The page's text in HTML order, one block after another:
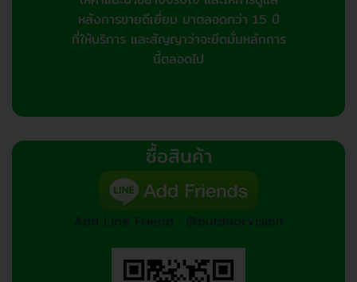
หลังการขายดีเยี่ยม มาตลอดกว่า 15 ปี
ที่ให้บริการ และสัญญาว่าจะยึดมั่นหลักการ
นี้ตลอดไป
ซื้อสินค้า
Add Line Friend : @outdoorvision